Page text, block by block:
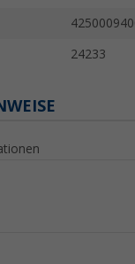
24233